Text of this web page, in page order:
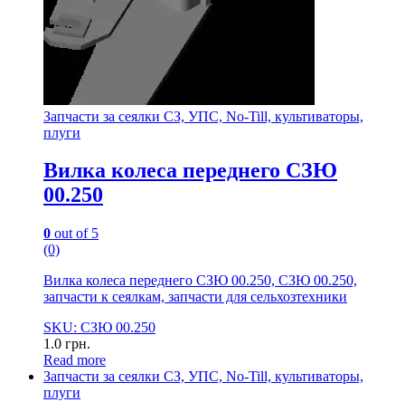
Запчасти за сеялки СЗ, УПС, No-Till, культиваторы,
плуги
Вилка колеса переднего СЗЮ
00.250
0 out of 5
(0)
Вилка колеса переднего СЗЮ 00.250, СЗЮ 00.250,
запчасти к сеялкам, запчасти для сельхозтехники
SKU: СЗЮ 00.250
1.0 грн.
Read more
Запчасти за сеялки СЗ, УПС, No-Till, культиваторы,
плуги